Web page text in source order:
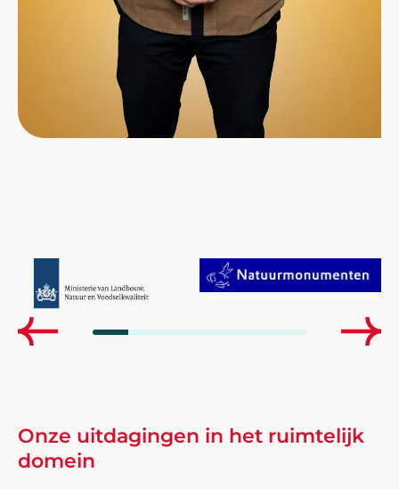
Onze uitdagingen in het ruimtelijk
domein